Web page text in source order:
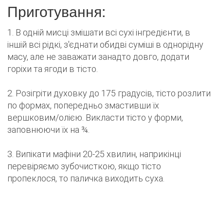
Приготування:
1. В одній мисці змішати всі сухі інгредієнти, в
іншій всі рідкі, з'єднати обидві суміші в однорідну
масу, але не заважати занадто довго, додати
горіхи та ягоди в тісто.
2. Розігріти духовку до 175 градусів, тісто розлити
по формах, попередньо змастивши їх
вершковим/олією. Викласти тісто у форми,
заповнюючи їх на ¾.
3. Випікати мафіни 20-25 хвилин, наприкінці
перевіряємо зубочисткою, якщо тісто
пропеклося, то паличка виходить суха.